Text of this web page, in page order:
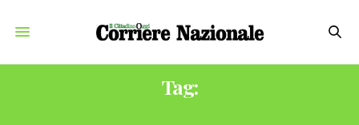
Tag: